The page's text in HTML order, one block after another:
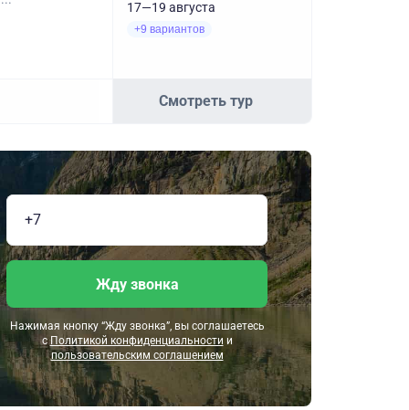
17—19 августа
+9 вариантов
Смотреть тур
Жду звонка
Нажимая кнопку “Жду звонка”, вы соглашаетесь
сПолитикой конфиденциальности и
пользовательским соглашением